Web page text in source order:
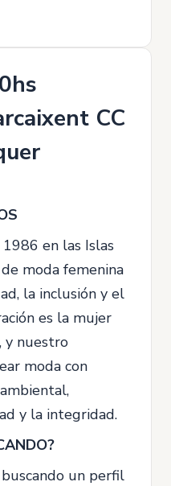
CC
en las Islas
moda femenina
la inclusión y el
es la mujer
y nuestro
moda con
y la integridad.
un perfil